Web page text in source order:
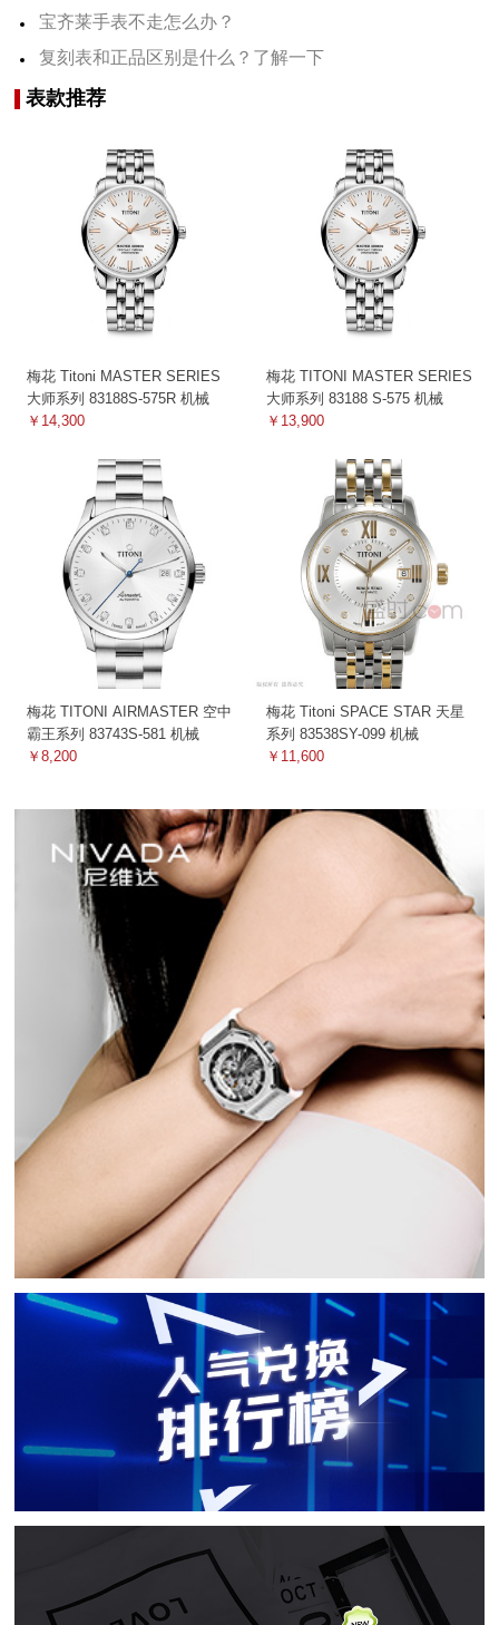
宝齐莱手表不走怎么办？
复刻表和正品区别是什么？了解一下
表款推荐
梅花 Titoni MASTER SERIES
大师系列 83188S-575R 机械
￥14,300
梅花 TITONI MASTER SERIES
大师系列 83188 S-575 机械
￥13,900
梅花 TITONI AIRMASTER 空中
霸王系列 83743S-581 机械
￥8,200
梅花 Titoni SPACE STAR 天星
系列 83538SY-099 机械
￥11,600